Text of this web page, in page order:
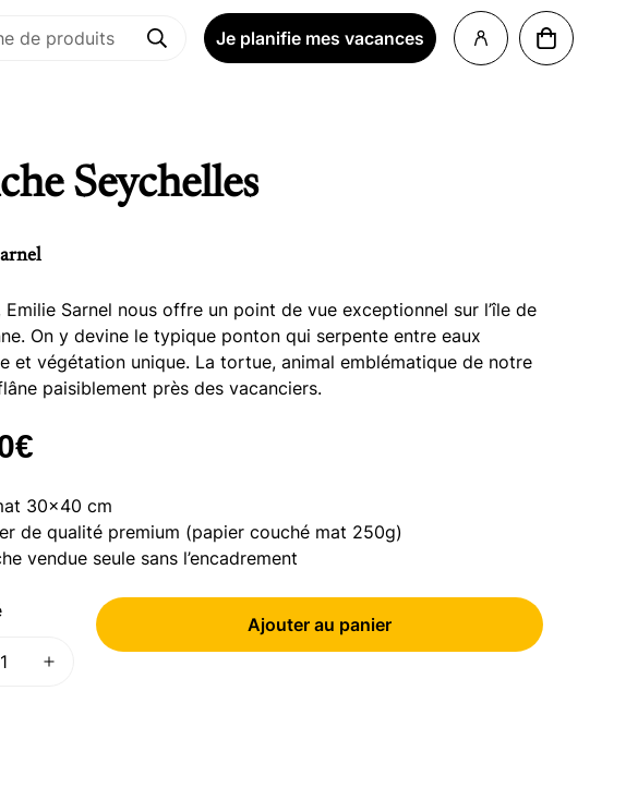
de produits Je planifie mes vacances
Seychelles
Emilie Sarnel nous offre un point de vue exceptionnel sur l’île de
On y devine le typique ponton qui serpente entre eaux
et végétation unique. La tortue, animal emblématique de notre
paisiblement près des vacanciers.
30×40 cm
de qualité premium (papier couché mat 250g)
vendue seule sans l’encadrement
Ajouter au panier